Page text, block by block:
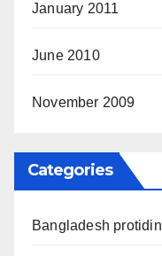
January 2011
June 2010
November 2009
Categories
Bangladesh protidin